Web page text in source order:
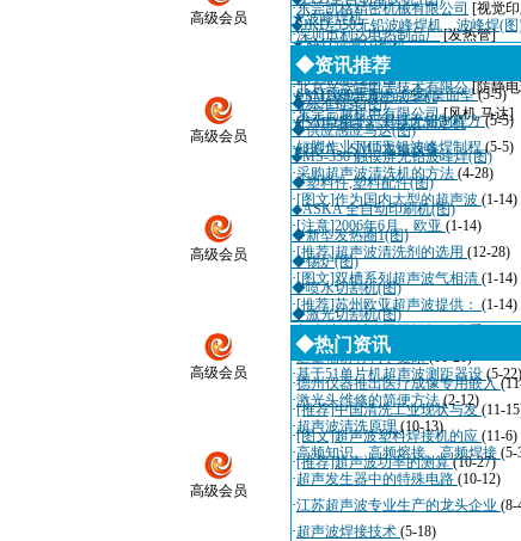
高级会员
高级会员
高级会员
高级会员
高级会员
★波峰焊机
★SMT焊膏印刷机
★SMD零件编带机
★SMD料带真空成型机
★SMD卷带剥离强度测定机
★BGA、SMD返修设备
·东莞凯格精密机械有限公司 [视觉
·深圳市利达电热制品厂 [发热管]
·深圳市迈瑞自动化设备有限
·北京兴华特电子技术有限公 [防静
·东莞三越机电有限公司 [风机,马达]
◆JKD-350无铅波峰焊机，波峰焊(图
◆通信电缆(图)
◆计算机电缆(图)
◆标准链条(图)
◆供应感应马达(图)
◆MS-350 触摸屏无铅波峰焊(图)
◆塑料件,塑料配件(图)
◆ASKA 全自动印刷机(图)
◆新型发热圈1(图)
◆锡炉(图)
◆喷水切割机(图)
◆激光切割机(图)
◆资讯推荐
·SMT实验室制程方案(桌面型(5-5)
·中小型电子厂THT无铅制程方(5-5)
·短脚作业THT无铅波峰焊制程(5-5)
·采购超声波清洗机的方法 (4-28)
·[图文]作为国内大型的超声波 (1-14)
·[注意]2006年6月，欧亚 (1-14)
·[推荐]超声波清洗剂的选用 (12-28)
·[图文]双槽系列超声波气相清 (1-14)
·[推荐]苏州欧亚超声波提供： (1-14)
超声波诊断仪国际招标10月看
·适量辐射有利于健康(11-20)
·德州仪器推出医疗成像专用嵌入
·[推荐]中国清洗工业现状与发(11-
·[图文]超声波塑料焊接机的应 (11-6)
·[推荐]超声波功率的测算(10-27)
◆热门资讯
·基于51单片机超声波测距器设 (5-22)
·激光头维修的简便方法(2-12)
·超声波清洗原理(10-13)
·高频知识、高频熔接、高频焊接 (5-
·超声发生器中的特殊电路 (10-12)
·江苏超声波专业生产的龙头企业 (8-
·超声波焊接技术 (5-18)